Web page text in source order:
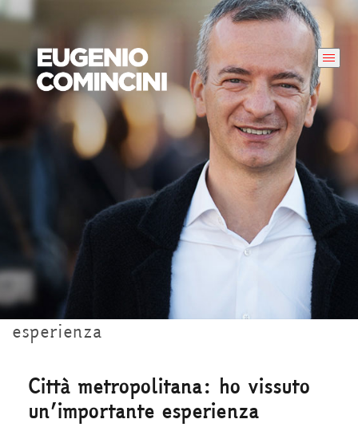
esperienza
Città metropolitana: ho vissuto
un’importante esperienza